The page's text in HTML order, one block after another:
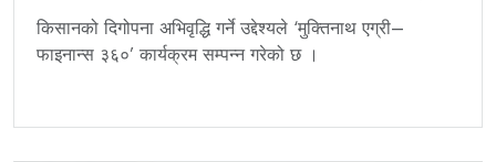
किसानको दिगोपना अभिवृद्धि गर्ने उद्देश्यले ‘मुक्तिनाथ एग्री–
फाइनान्स ३६०’ कार्यक्रम सम्पन्न गरेको छ ।